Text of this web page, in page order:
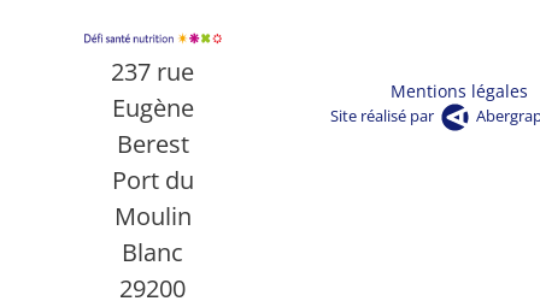
237 rue
Eugène
Berest
Port du
Moulin
Blanc
29200
Mentions légales
Site réalisé par